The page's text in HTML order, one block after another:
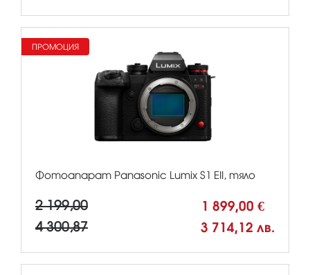
Фотоапарат Panasonic Lumix S1 EII, тяло
2 199,00 1 899,00 €
4 300,87 3 714,12 лв.
ПРОМОЦИЯ